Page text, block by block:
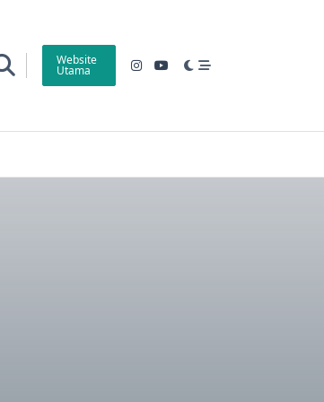
Website
Utama